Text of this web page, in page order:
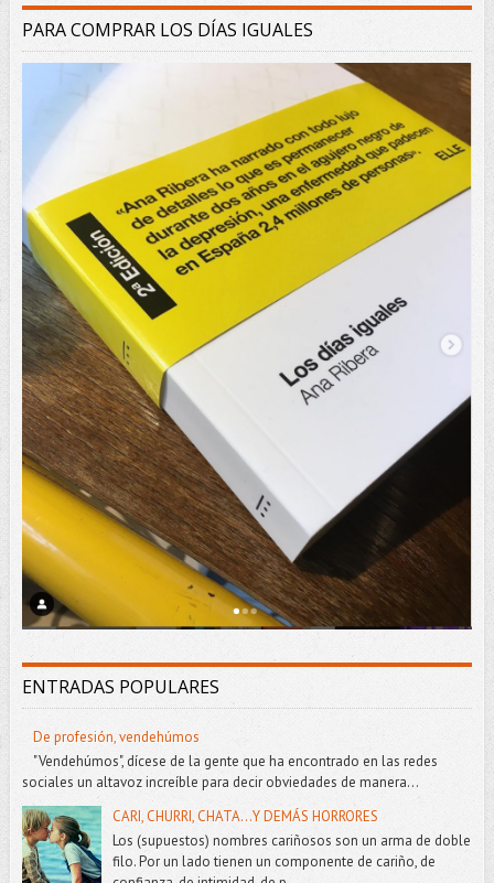
PARA COMPRAR LOS DÍAS IGUALES
ENTRADAS POPULARES
De profesión, vendehúmos
"Vendehúmos", dícese de la gente que ha encontrado en las redes
sociales un altavoz increíble para decir obviedades de manera...
CARI, CHURRI, CHATA...Y DEMÁS HORRORES
Los (supuestos) nombres cariñosos son un arma de doble
filo. Por un lado tienen un componente de cariño, de